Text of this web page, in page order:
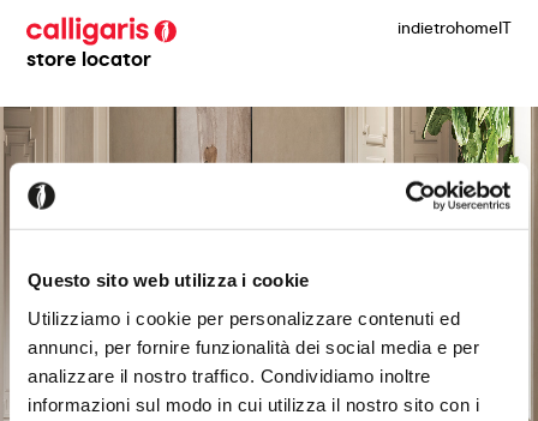
Questo sito web utilizza i cookie
Utilizziamo i cookie per personalizzare contenuti ed
annunci, per fornire funzionalità dei social media e per
analizzare il nostro traffico. Condividiamo inoltre
informazioni sul modo in cui utilizza il nostro sito con i
store locator
indietrohomeIT